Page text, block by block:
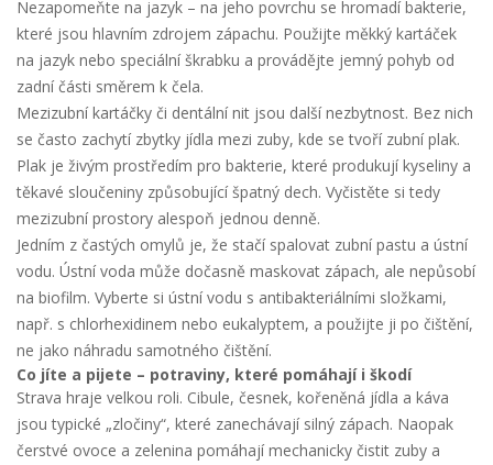
Nezapomeňte na jazyk – na jeho povrchu se hromadí bakterie,
které jsou hlavním zdrojem zápachu. Použijte měkký kartáček
na jazyk nebo speciální škrabku a provádějte jemný pohyb od
zadní části směrem k čela.
Mezizubní kartáčky či dentální nit jsou další nezbytnost. Bez nich
se často zachytí zbytky jídla mezi zuby, kde se tvoří zubní plak.
Plak je živým prostředím pro bakterie, které produkují kyseliny a
těkavé sloučeniny způsobující špatný dech. Vyčistěte si tedy
mezizubní prostory alespoň jednou denně.
Jedním z častých omylů je, že stačí spalovat zubní pastu a ústní
vodu. Ústní voda může dočasně maskovat zápach, ale nepůsobí
na biofilm. Vyberte si ústní vodu s antibakteriálními složkami,
např. s chlorhexidinem nebo eukalyptem, a použijte ji po čištění,
ne jako náhradu samotného čištění.
Co jíte a pijete – potraviny, které pomáhají i škodí
Strava hraje velkou roli. Cibule, česnek, kořeněná jídla a káva
jsou typické „zločiny“, které zanechávají silný zápach. Naopak
čerstvé ovoce a zelenina pomáhají mechanicky čistit zuby a